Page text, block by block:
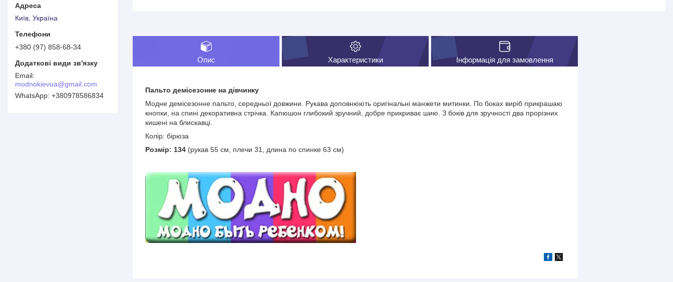
Опис Характеристики Інформація для замовлення
Пальто демісезонне на дівчинку
Модне демісезонне пальто, середньої довжини. Рукава доповнюють оригінальні манжети митинки. По боках виріб прикрашаю
кнопки, на спині декоративна стрічка. Капюшон глибокий зручний, добре прикриває шию. З боків для зручності два прорізних
кишені на блискавці.
Колір: бірюза
Розмір: 134 (рукав 55 см, плечи 31, длина по спинке 63 см)
Київ, Україна
+380 (97) 858-68-34
modnokievua@gmail.com
+380978586834